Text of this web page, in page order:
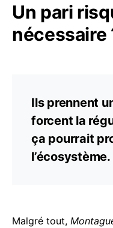
Un pari
nécessaire
Ils prennent
forcent la
ça pourrait
l’écosystème.
Malgré tout,